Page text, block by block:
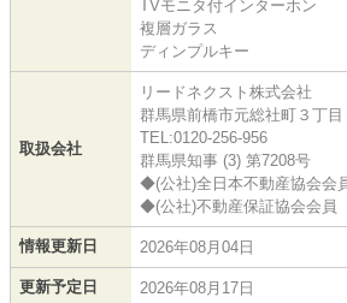
TVモニタ付インターホン
複層ガラス
ディンプルキー
取扱会社
リードネクスト株式会社
群馬県前橋市元総社町３丁目
TEL:0120-256-956
群馬県知事 (3) 第7208号
◆(公社)全日本不動産協会会
◆(公社)不動産保証協会会員
情報更新日 2026年08月04日
更新予定日 2026年08月17日